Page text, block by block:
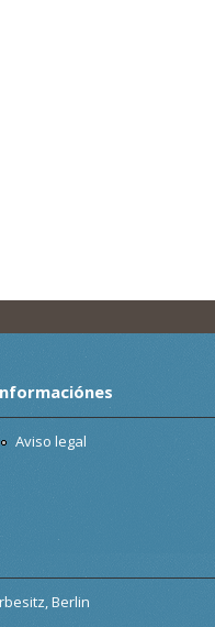
Aviso legal
Berlin